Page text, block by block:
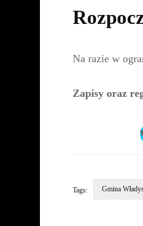
Na razie w
Zapisy oraz
Tags: Gmina